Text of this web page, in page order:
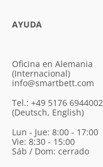
AYUDA
Oficina en Alemania
(Internacional)
info@smartbett.com
Tel.: +49 5176 6944002
(Deutsch, English)
Lun - Jue: 8:00 - 17:00
Vie: 8:30 - 15:00
Sáb / Dom: cerrado